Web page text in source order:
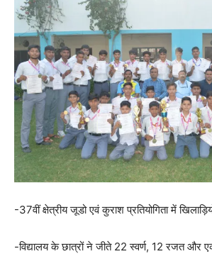
-37वीं क्षेत्रीय जूडो एवं कुराश प्रतियोगिता में
-विद्यालय के छात्रों ने जीते 22 स्वर्ण, 12 रजत और